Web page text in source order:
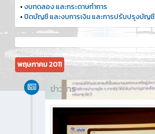
•งบทดลอง และกระดาษทำการ
• ปิดบัญชี และงบการเงิน และการปรับปรุงบัญชี
พฤษภาคม 2011
ข่าวสาร